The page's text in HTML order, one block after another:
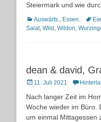
Steiermark und wie
Kategorien
Auswärts., Essen.
Salat, Wild , Wildon,
dean & david,
Posted
11. Juli 2021
Nach langer Zeit im
Woche wieder im Büro.
um einmal Mittagessen